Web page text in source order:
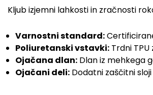
Kljub izjemni lahkosti in zračnosti
Varnostni standard:
Poliuretanski vstavki: Trdni
Ojačana dlan: Dlan iz mehkega
Ojačani deli: Dodatni zaščitni